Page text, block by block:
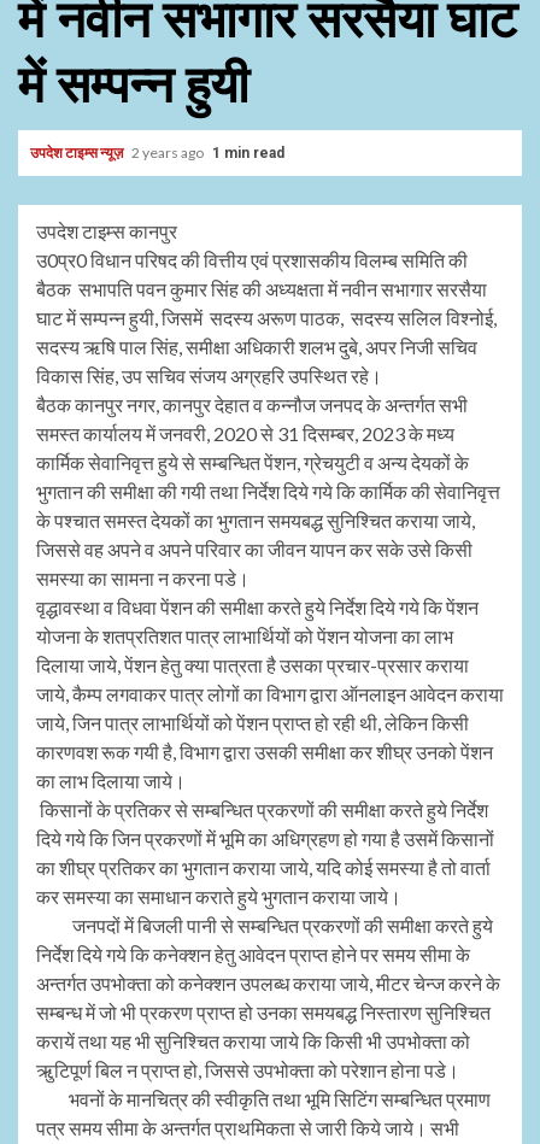
में नवीन सभागार सरसैया घाट
में सम्पन्न हुयी
उपदेश टाइम्स न्यूज़ 2 years ago 1 min read
उपदेश टाइम्स कानपुर
उ0प्र0 विधान परिषद की वित्तीय एवं प्रशासकीय विलम्ब समिति की
बैठक सभापति पवन कुमार सिंह की अध्यक्षता में नवीन सभागार सरसैया
घाट में सम्पन्न हुयी, जिसमें सदस्य अरूण पाठक, सदस्य सलिल विश्नोई,
सदस्य ऋषि पाल सिंह, समीक्षा अधिकारी शलभ दुबे, अपर निजी सचिव
विकास सिंह, उप सचिव संजय अग्रहरि उपस्थित रहे।
बैठक कानपुर नगर, कानपुर देहात व कन्नौज जनपद के अन्तर्गत सभी
समस्त कार्यालय में जनवरी, 2020 से 31 दिसम्बर, 2023 के मध्य
कार्मिक सेवानिवृत्त हुये से सम्बन्धित पेंशन, ग्रेचयुटी व अन्य देयकों के
भुगतान की समीक्षा की गयी तथा निर्देश दिये गये कि कार्मिक की सेवानिवृत्त
के पश्चात समस्त देयकों का भुगतान समयबद्ध सुनिश्चित कराया जाये,
जिससे वह अपने व अपने परिवार का जीवन यापन कर सके उसे किसी
समस्या का सामना न करना पडे।
वृद्धावस्था व विधवा पेंशन की समीक्षा करते हुये निर्देश दिये गये कि पेंशन
योजना के शतप्रतिशत पात्र लाभार्थियों को पेंशन योजना का लाभ
दिलाया जाये, पेंशन हेतु क्या पात्रता है उसका प्रचार-प्रसार कराया
जाये, कैम्प लगवाकर पात्र लोगों का विभाग द्वारा ऑनलाइन आवेदन कराया
जाये, जिन पात्र लाभार्थियों को पेंशन प्राप्त हो रही थी, लेकिन किसी
कारणवश रूक गयी है, विभाग द्वारा उसकी समीक्षा कर शीघ्र उनको पेंशन
का लाभ दिलाया जाये।
किसानों के प्रतिकर से सम्बन्धित प्रकरणों की समीक्षा करते हुये निर्देश
दिये गये कि जिन प्रकरणों में भूमि का अधिग्रहण हो गया है उसमें किसानों
का शीघ्र प्रतिकर का भुगतान कराया जाये, यदि कोई समस्या है तो वार्ता
कर समस्या का समाधान कराते हुये भुगतान कराया जाये।
जनपदों में बिजली पानी से सम्बन्धित प्रकरणों की समीक्षा करते हुये
निर्देश दिये गये कि कनेक्शन हेतु आवेदन प्राप्त होने पर समय सीमा के
अन्तर्गत उपभोक्ता को कनेक्शन उपलब्ध कराया जाये, मीटर चेन्ज करने के
सम्बन्ध में जो भी प्रकरण प्राप्त हो उनका समयबद्ध निस्तारण सुनिश्चित
करायें तथा यह भी सुनिश्चित कराया जाये कि किसी भी उपभोक्ता को
ऋुटिपूर्ण बिल न प्राप्त हो, जिससे उपभोक्ता को परेशान होना पडे।
भवनों के मानचित्र की स्वीकृति तथा भूमि सिटिंग सम्बन्धित प्रमाण
पत्र समय सीमा के अन्तर्गत प्राथमिकता से जारी किये जाये। सभी